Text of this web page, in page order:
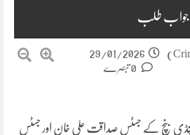
جواب طلب
29/01/2026
بنچ کے جسٹس صداقت علی خان اور جسٹس